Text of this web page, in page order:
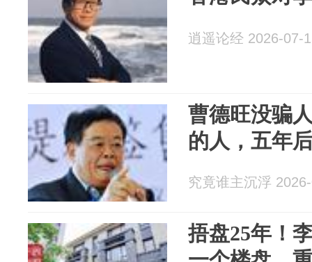
逍遥论经 2026-07-
曹德旺没骗
的人，五年
究竟谁主沉浮
捂盘25年！